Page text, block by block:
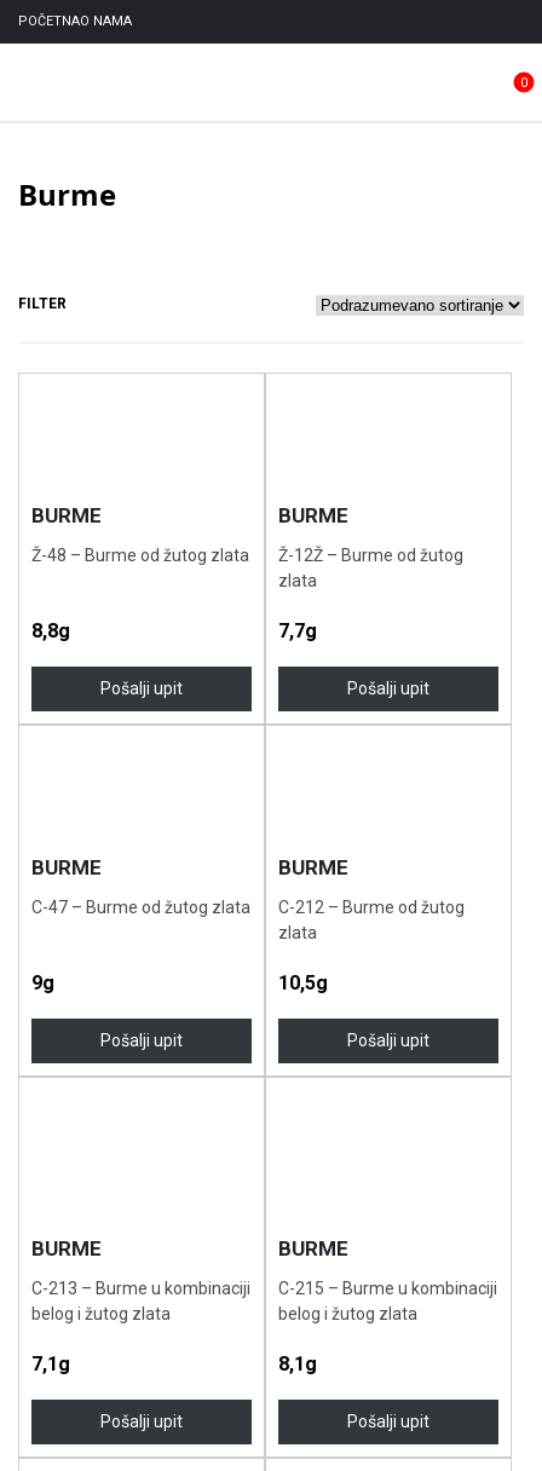
POČETNAO NAMA
0
Burme
FILTER
BURME
Ž-48 – Burme od žutog zlata
8,8g
Pošalji upit
BURME
Ž-12Ž – Burme od žutog
zlata
7,7g
Pošalji upit
BURME
C-47 – Burme od žutog zlata
9g
Pošalji upit
BURME
C-212 – Burme od žutog
zlata
10,5g
Pošalji upit
BURME
C-213 – Burme u kombinaciji
belog i žutog zlata
7,1g
Pošalji upit
BURME
C-215 – Burme u kombinaciji
belog i žutog zlata
8,1g
Pošalji upit